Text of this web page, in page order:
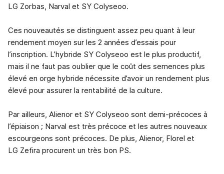
LG Zorbas, Narval et SY Colyseoo.
Ces nouveautés se distinguent assez peu quant à leur
rendement moyen sur les 2 années d’essais pour
l’inscription. L’hybride SY Colyseoo est le plus productif,
mais il ne faut pas oublier que le coût des semences plus
élevé en orge hybride nécessite d’avoir un rendement plus
élevé pour assurer la rentabilité de la culture.
Par ailleurs, Alienor et SY Colyseoo sont demi-précoces à
l’épiaison ; Narval est très précoce et les autres nouveaux
escourgeons sont précoces. De plus, Alienor, Florel et
LG Zefira procurent un très bon PS.